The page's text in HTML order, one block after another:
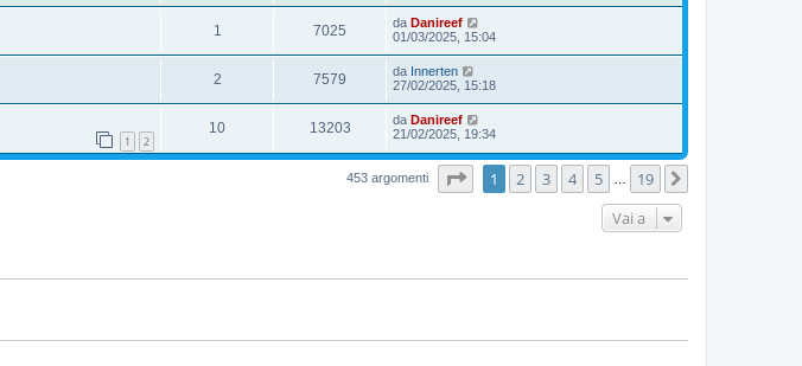
1 7025 da Danireef
01/03/2025, 15:04
2 7579 da Innerten
27/02/2025, 15:18
1 2
10 13203 da Danireef
21/02/2025, 19:34
453 argomenti Pagina1 di19
1 2 3 4 5 19
Vai a